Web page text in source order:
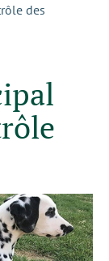
des